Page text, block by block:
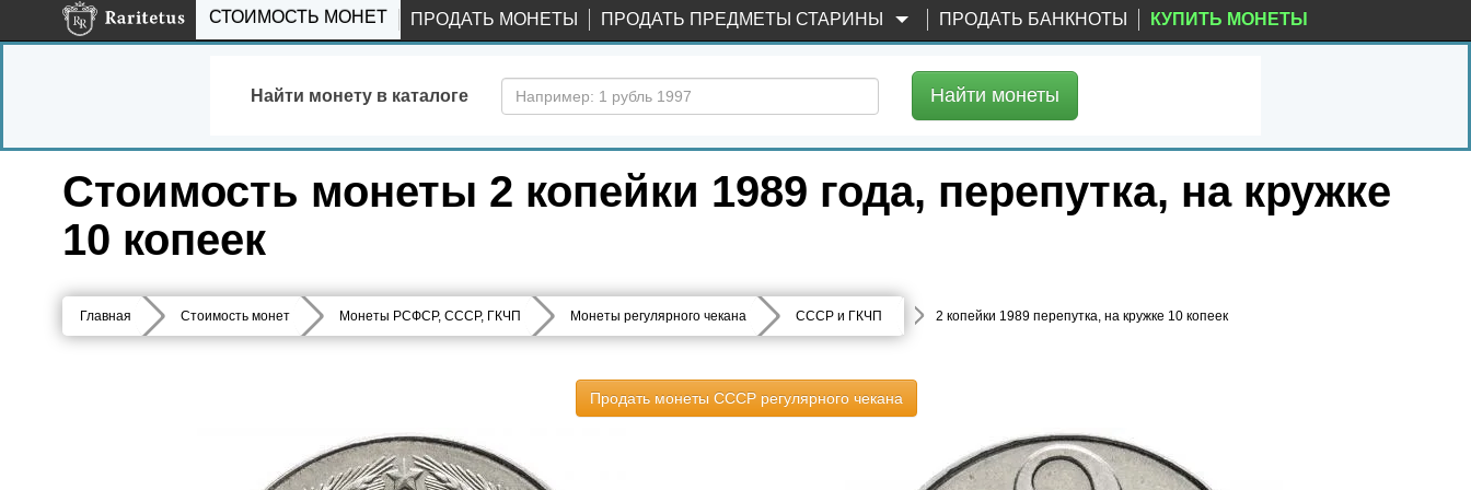
СТОИМОСТЬ МОНЕТ ПРОДАТЬ МОНЕТЫ ПРОДАТЬ ПРЕДМЕТЫ СТАРИНЫ ПРОДАТЬ БАНКНОТЫ КУПИТЬ МОНЕТЫ
Найти монету в каталоге Найти монеты
Стоимость монеты 2 копейки 1989 года, перепутка, на кружке
10 копеек
Главная Стоимость монет Монеты РСФСР, СССР, ГКЧП Монеты регулярного чекана СССР и ГКЧП 2 копейки 1989 перепутка, на кружке 10 копеек
Продать монеты СССР регулярного чекана